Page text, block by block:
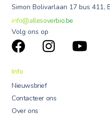
Simon Bolivarlaan 17 bus 411,
info@allesoverbio.be
Volg ons op
Info
Nieuwsbrief
Contacteer ons
Over ons